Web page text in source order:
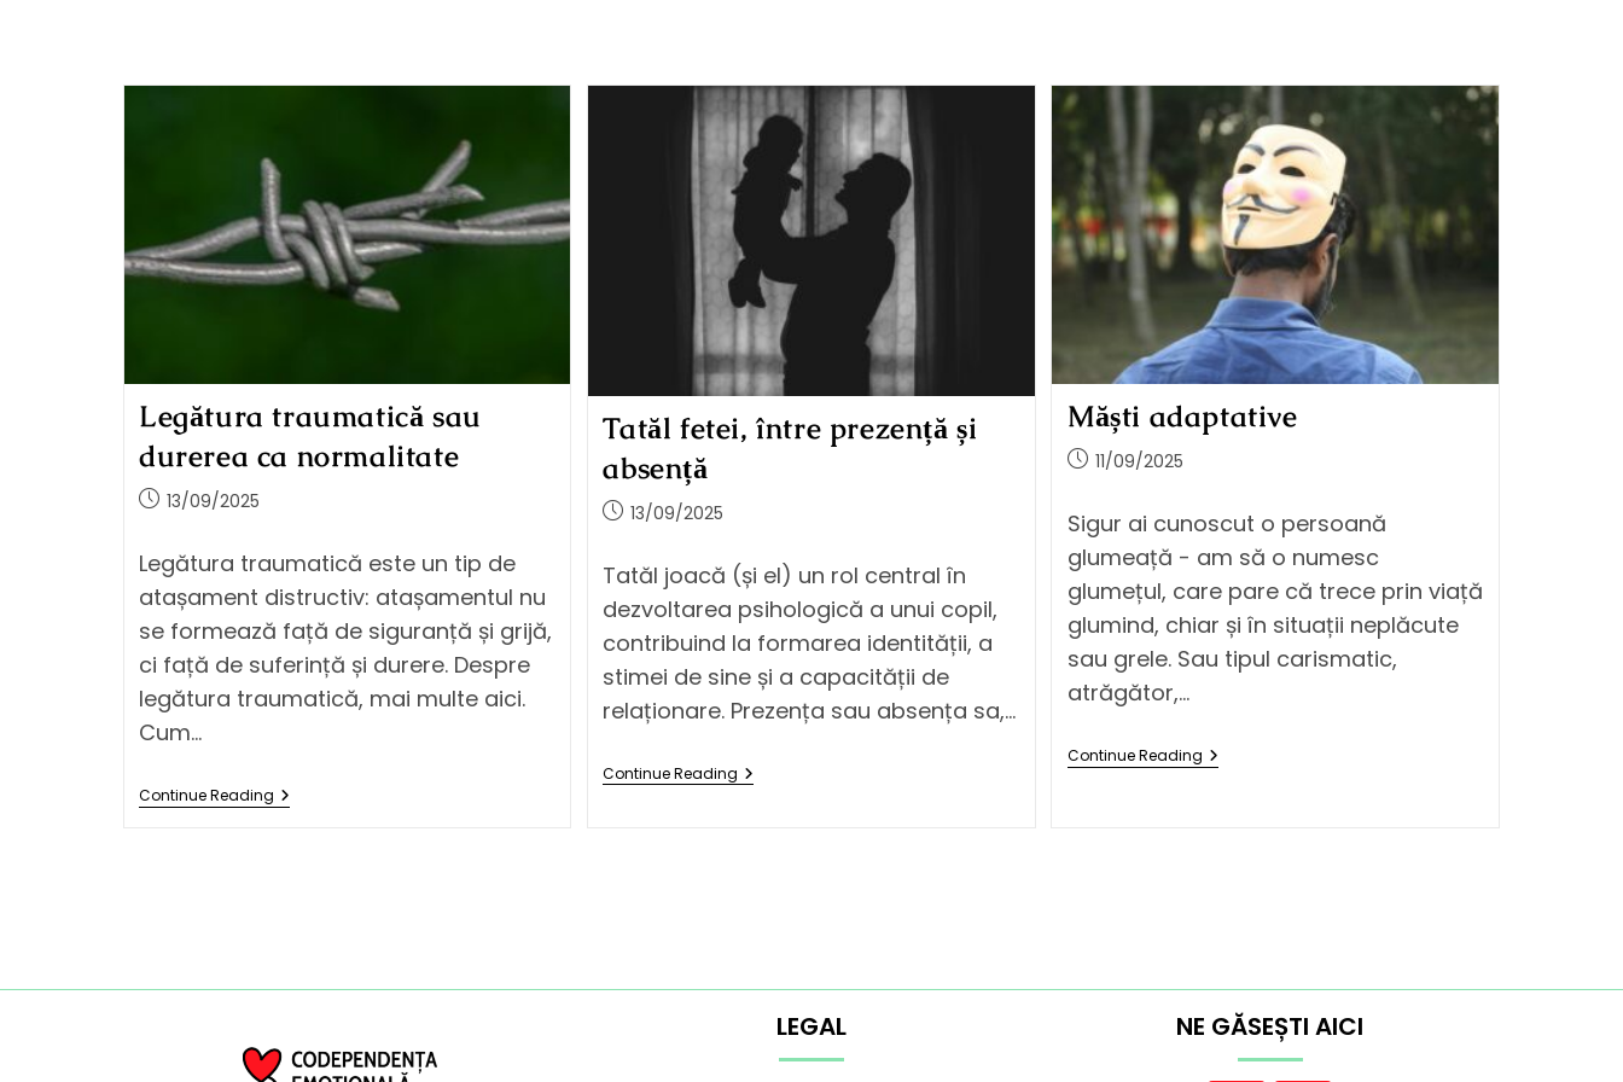
Legătura traumatică sau
durerea ca normalitate
13/09/2025
Legătura traumatică este un tip de
atașament distructiv: atașamentul nu
se formează față de siguranță și grijă,
ci față de suferință și durere. Despre
legătura traumatică, mai multe aici.
Cum…
Continue Reading
Tatăl fetei, între prezență și
absență
13/09/2025
Tatăl joacă (și el) un rol central în
dezvoltarea psihologică a unui copil,
contribuind la formarea identității, a
stimei de sine și a capacității de
relaționare. Prezența sau absența sa,…
Continue Reading
Măști adaptative
11/09/2025
Sigur ai cunoscut o persoană
glumeață - am să o numesc
glumețul, care pare că trece prin viață
glumind, chiar și în situații neplăcute
sau grele. Sau tipul carismatic,
atrăgător,…
Continue Reading
LEGAL NE GĂSEȘTI AICI